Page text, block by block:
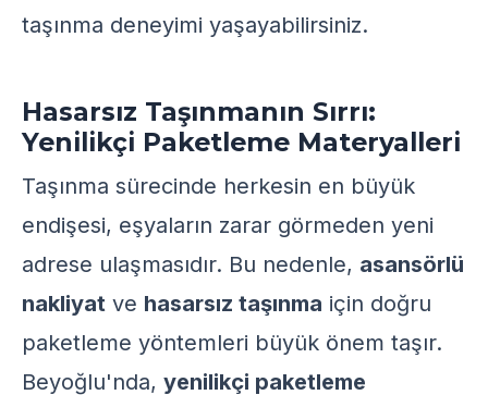
taşınma deneyimi yaşayabilirsiniz.
Hasarsız Taşınmanın Sırrı:
Yenilikçi Paketleme Materyalleri
Taşınma sürecinde herkesin en büyük
endişesi, eşyaların zarar görmeden yeni
adrese ulaşmasıdır. Bu nedenle, asansörlü
nakliyat ve hasarsız taşınma için doğru
paketleme yöntemleri büyük önem taşır.
Beyoğlu'nda, yenilikçi paketleme